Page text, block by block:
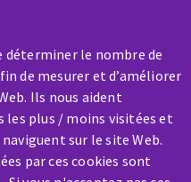
déterminer le nombre de
de mesurer et d’améliorer
Ils nous aident
les plus / moins visitées et
sur le site Web.
par ces cookies sont